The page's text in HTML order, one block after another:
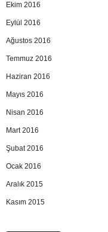
Ekim 2016
Eylül 2016
Ağustos 2016
Temmuz 2016
Haziran 2016
Mayıs 2016
Nisan 2016
Mart 2016
Şubat 2016
Ocak 2016
Aralık 2015
Kasım 2015